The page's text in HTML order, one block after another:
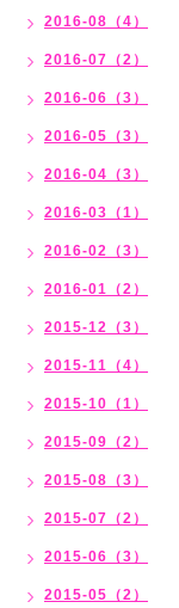
2016-08（4）
2016-07（2）
2016-06（3）
2016-05（3）
2016-04（3）
2016-03（1）
2016-02（3）
2016-01（2）
2015-12（3）
2015-11（4）
2015-10（1）
2015-09（2）
2015-08（3）
2015-07（2）
2015-06（3）
2015-05（2）